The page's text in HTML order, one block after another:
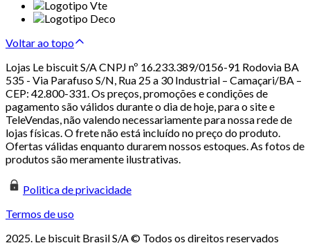
Voltar ao topo
Lojas Le biscuit S/A CNPJ nº 16.233.389/0156-91 Rodovia BA
535 - Via Parafuso S/N, Rua 25 a 30 Industrial – Camaçari/BA –
CEP: 42.800-331. Os preços, promoções e condições de
pagamento são válidos durante o dia de hoje, para o site e
TeleVendas, não valendo necessariamente para nossa rede de
lojas físicas. O frete não está incluído no preço do produto.
Ofertas válidas enquanto durarem nossos estoques. As fotos de
produtos são meramente ilustrativas.
Politica de privacidade
Termos de uso
2025. Le biscuit Brasil S/A © Todos os direitos reservados